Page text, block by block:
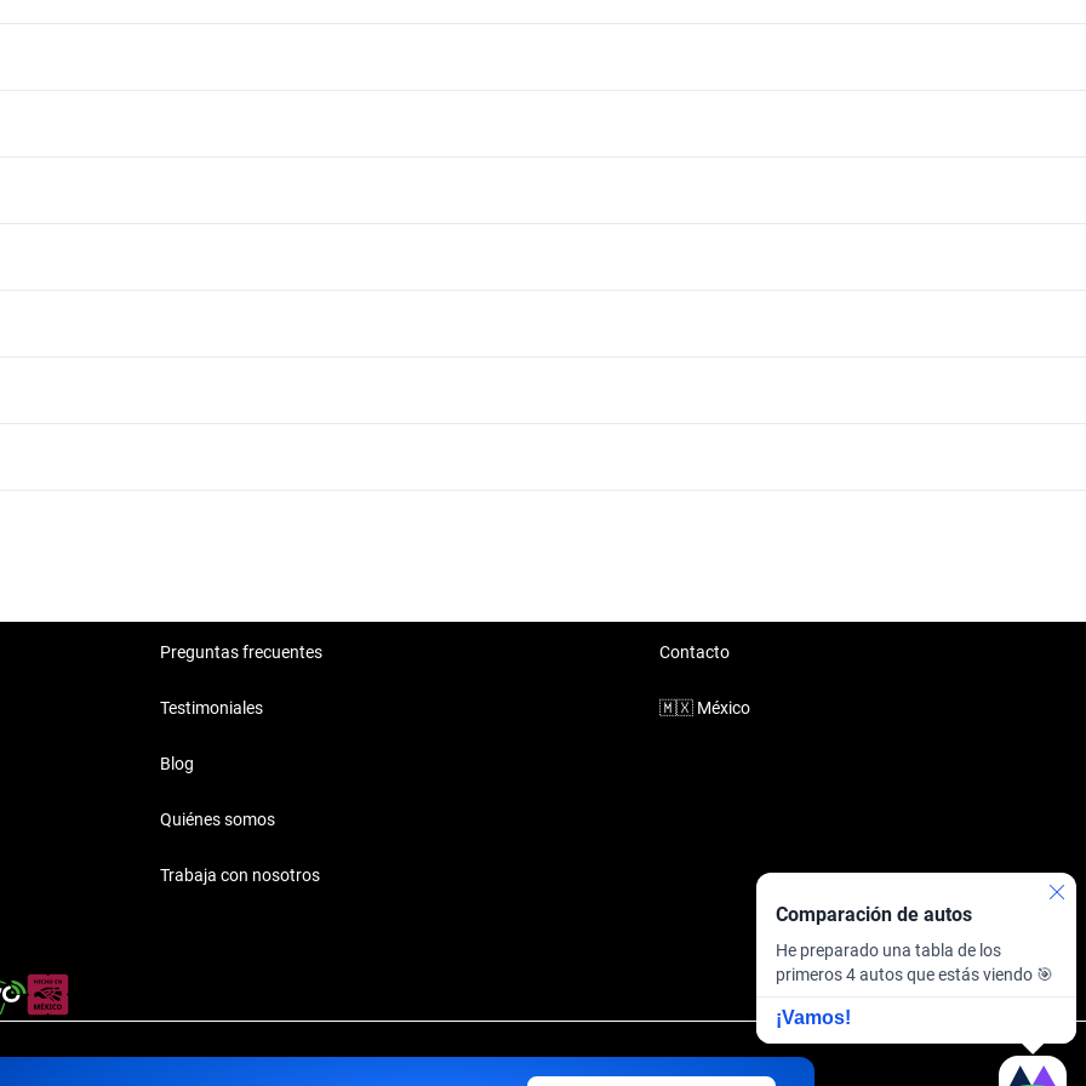
cuero, el
a ofrecerte autos de
Además, contamos
tus sueños de manera
elección con confianza!
Comparación de autos
He preparado una tabla de los
primeros 4 autos que estás viendo 🎯
¡Vamos!
Preguntas frecuentes
Testimoniales
Blog
Quiénes somos
Trabaja con nosotros
Contacto
🇲🇽 México
Transparencia Financiera · Sitemap